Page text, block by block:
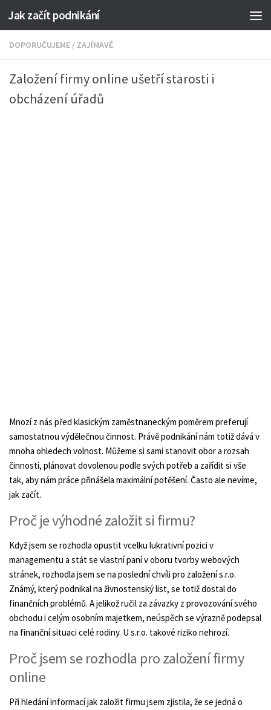
Jak začít podnikání
DOPORUČUJEME / ZAJÍMAVÉ
Založení firmy online ušetří starosti i
obcházení úřadů
Mnozí z nás před klasickým zaměstnaneckým poměrem preferují
samostatnou výdělečnou činnost. Právě podnikání nám totiž dává v
mnoha ohledech volnost. Můžeme si sami stanovit obor a rozsah
činnosti, plánovat dovolenou podle svých potřeb a zařídit si vše
tak, aby nám práce přinášela maximální potěšení. Často ale nevíme,
jak začít.
Proč je výhodné založit si firmu?
Když jsem se rozhodla opustit vcelku lukrativní pozici v
managementu a stát se vlastní paní v oboru tvorby webových
stránek, rozhodla jsem se na poslední chvíli pro založení s.r.o.
Známý, který podnikal na živnostenský list, se totiž dostal do
finančních problémů. A jelikož ručil za závazky z provozování svého
obchodu i celým osobním majetkem, neúspěch se výrazně podepsal
na finanční situaci celé rodiny. U s.r.o. takové riziko nehrozí.
Proč jsem se rozhodla pro založení firmy
online
Při hledání informací jak založit firmu jsem zjistila, že se jedná o